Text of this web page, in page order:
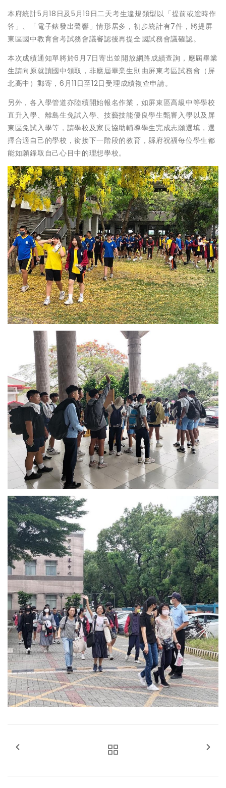
本府統計5月18日及5月19日二天考生違規類型以「提前或逾時作
答」、「電子錶發出聲響」情形居多，初步統計有7件，將提屏
東區國中教育會考試務會議審認後再提全國試務會議確認。
本次成績通知單將於6月7日寄出並開放網路成績查詢，應屆畢業
生請向原就讀國中領取，非應屆畢業生則由屏東考區試務會（屏
北高中）郵寄，6月11日至12日受理成績複查申請。
另外，各入學管道亦陸續開始報名作業，如屏東區高級中等學校
直升入學、離島生免試入學、技藝技能優良學生甄審入學以及屏
東區免試入學等，請學校及家長協助輔導學生完成志願選填，選
擇合適自己的學校，銜接下一階段的教育，縣府祝福每位學生都
能如願錄取自己心目中的理想學校。